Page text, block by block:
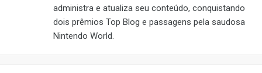
administra e atualiza seu conteúdo, conquistando
dois prêmios Top Blog e passagens pela saudosa
Nintendo World.